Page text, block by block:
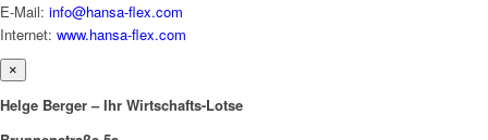
E-Mail: info@hansa-flex.com
Internet: www.hansa-flex.com
×
Helge Berger – Ihr Wirtschafts-Lotse